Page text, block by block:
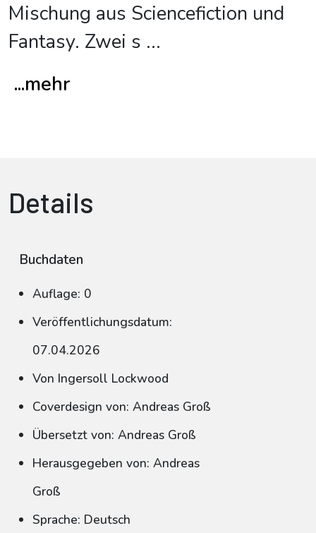
Mischung aus Sciencefiction und
Fantasy. Zwei s ...
...mehr
Details
Buchdaten
Auflage: 0
Veröffentlichungsdatum:
07.04.2026
Von Ingersoll Lockwood
Coverdesign von: Andreas Groß
Übersetzt von: Andreas Groß
Herausgegeben von: Andreas
Groß
Sprache: Deutsch